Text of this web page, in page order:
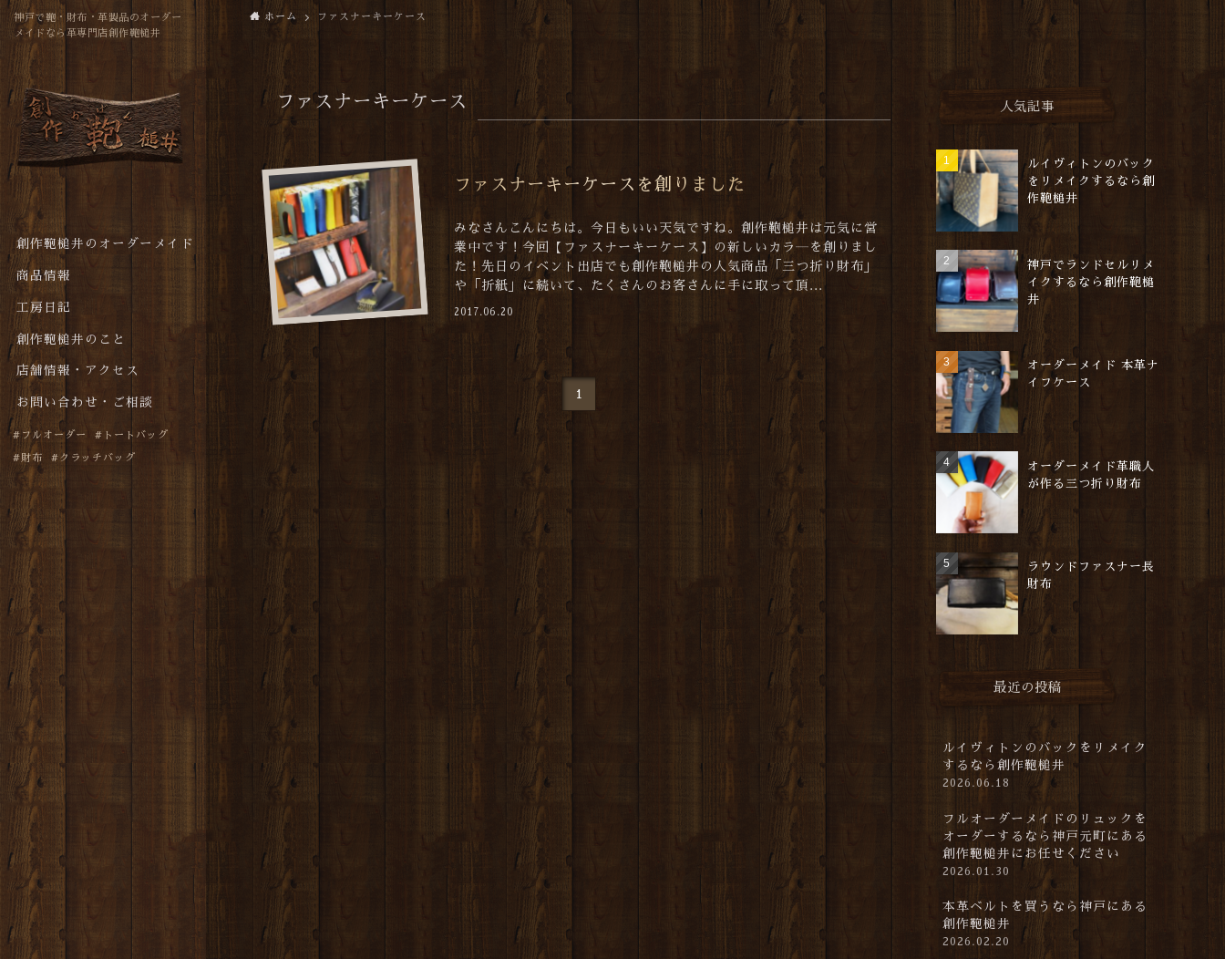
神戸で鞄・財布・革製品のオーダー
メイドなら革専門店創作鞄槌井
創作鞄槌井のオーダーメイド
商品情報
工房日記
創作鞄槌井のこと
店舗情報・アクセス
お問い合わせ・ご相談
フルオーダー トートバッグ
財布 クラッチバッグ
ホーム ファスナーキーケース
ファスナーキーケース
ファスナーキーケースを創りました
みなさんこんにちは。今日もいい天気ですね。創作鞄槌井は元気に営
業中です！今回【ファスナーキーケース】の新しいカラ―を創りまし
た！先日のイベント出店でも創作鞄槌井の人気商品「三つ折り財布」
や「折紙」に続いて、たくさんのお客さんに手に取って頂...
2017.06.20
1
人気記事
ルイヴィトンのバック
をリメイクするなら創
作鞄槌井
神戸でランドセルリメ
イクするなら創作鞄槌
井
オーダーメイド 本革ナ
イフケース
オーダーメイド革職人
が作る三つ折り財布
ラウンドファスナー長
財布
最近の投稿
ルイヴィトンのバックをリメイク
するなら創作鞄槌井
2026.06.18
フルオーダーメイドのリュックを
オーダーするなら神戸元町にある
創作鞄槌井にお任せください
2026.01.30
本革ベルトを買うなら神戸にある
創作鞄槌井
2026.02.20